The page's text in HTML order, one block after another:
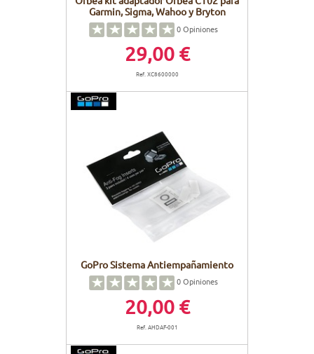
Garmin, Sigma, Wahoo y Bryton
0Opiniones
29,00 €
Ref. XC8600000
GoPro Sistema Antiempañamiento
0Opiniones
20,00 €
Ref. AHDAF-001